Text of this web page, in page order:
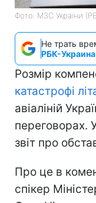
Фото: МЗС України
Не трать
РБК-
Розмір
катастрофі
авіаліній
переговорах.
звіт про
Про це в
спікер